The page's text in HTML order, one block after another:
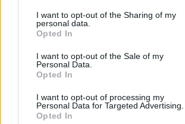
not limited to your visit or usage behaviour.
grant or deny consent to Google and its
use your data for below specified purposes
consent section.
I want to opt-out of the Sharing of my
personal data.
Opted In
I want to opt-out of the Sale of my
Personal Data.
Opted In
I want to opt-out of processing my
Personal Data for Targeted Advertising.
Opted In
A csirkeláb apró csontjai fulladásveszélyt
főleg gyerekeknél és olyan időseknél,
a fogaik vagy nehezebben rágnak. A kicsi
kellemetlen lehet, a gyerekek pedig
meg elég alaposan. Ezeknél a